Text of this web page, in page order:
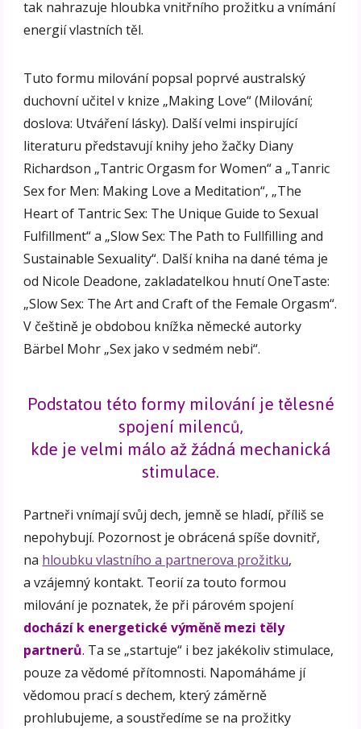
tak nahrazuje hloubka vnitřního prožitku a vnímání
energií vlastních těl.
Tuto formu milování popsal poprvé australský
duchovní učitel v knize „Making Love“ (Milování;
doslova: Utváření lásky). Další velmi inspirující
literaturu představují knihy jeho žačky Diany
Richardson „Tantric Orgasm for Women“ a „Tanric
Sex for Men: Making Love a Meditation“, „The
Heart of Tantric Sex: The Unique Guide to Sexual
Fulfillment“ a „Slow Sex: The Path to Fullfilling and
Sustainable Sexuality“. Další kniha na dané téma je
od Nicole Deadone, zakladatelkou hnutí OneTaste:
„Slow Sex: The Art and Craft of the Female Orgasm“.
V češtině je obdobou knížka německé autorky
Bärbel Mohr „Sex jako v sedmém nebi“.
Podstatou této formy milování je tělesné
spojení milenců,
kde je velmi málo až žádná mechanická
stimulace.
Partneři vnímají svůj dech, jemně se hladí, příliš se
nepohybují. Pozornost je obrácená spíše dovnitř,
na hloubku vlastního a partnerova prožitku,
a vzájemný kontakt. Teorií za touto formou
milování je poznatek, že při párovém spojení
dochází k energetické výměně mezi těly
partnerů. Ta se „startuje“ i bez jakékoliv stimulace,
pouze za vědomé přítomnosti. Napomáháme jí
vědomou prací s dechem, který záměrně
prohlubujeme, a soustředíme se na prožitky